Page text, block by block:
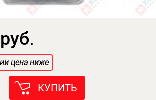
цена ниже
КУПИТЬ